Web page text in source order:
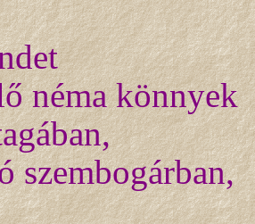
néma könnyek
szembogárban,